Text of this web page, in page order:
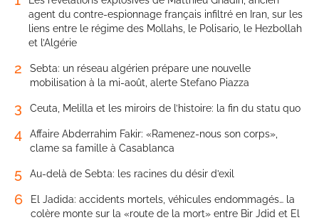
agent du contre-espionnage français infiltré en Iran, sur les
liens entre le régime des Mollahs, le Polisario, le Hezbollah
et l’Algérie
2
Sebta: un réseau algérien prépare une nouvelle
mobilisation à la mi-août, alerte Stefano Piazza
3 Ceuta, Melilla et les miroirs de l’histoire: la fin du statu quo
4
Affaire Abderrahim Fakir: «Ramenez-nous son corps»,
clame sa famille à Casablanca
5 Au-delà de Sebta: les racines du désir d’exil
6
El Jadida: accidents mortels, véhicules endommagés… la
colère monte sur la «route de la mort» entre Bir Jdid et El